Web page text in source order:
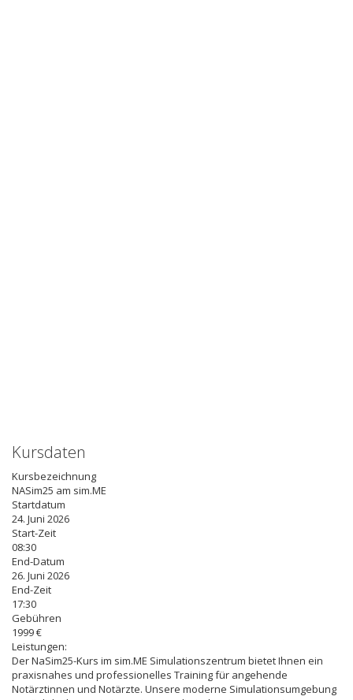
Kursdaten
Kursbezeichnung
NASim25 am sim.ME
Startdatum
24. Juni 2026
Start-Zeit
08:30
End-Datum
26. Juni 2026
End-Zeit
17:30
Gebühren
1999 €
Leistungen:
Der NaSim25-Kurs im sim.ME Simulationszentrum bietet Ihnen ein
praxisnahes und professionelles Training für angehende
Notärztinnen und Notärzte. Unsere moderne Simulationsumgebung